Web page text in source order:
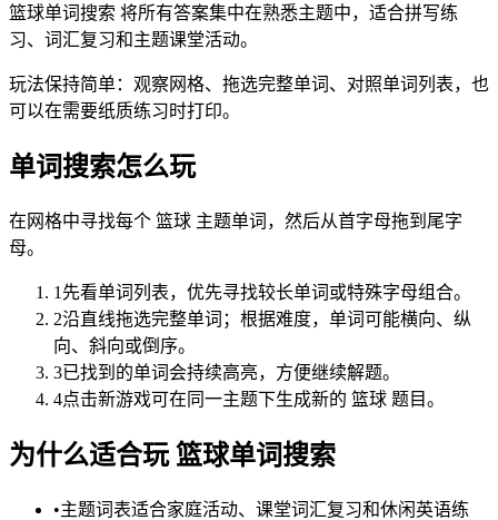
篮球单词搜索 将所有答案集中在熟悉主题中，适合拼写练
习、词汇复习和主题课堂活动。
玩法保持简单：观察网格、拖选完整单词、对照单词列表，也
可以在需要纸质练习时打印。
单词搜索怎么玩
在网格中寻找每个 篮球 主题单词，然后从首字母拖到尾字
母。
1 先看单词列表，优先寻找较长单词或特殊字母组合。
2沿直线拖选完整单词；根据难度，单词可能横向、纵
向、斜向或倒序。
3已找到的单词会持续高亮，方便继续解题。
4点击新游戏可在同一主题下生成新的 篮球 题目。
为什么适合玩 篮球单词搜索
•主题词表适合家庭活动、课堂词汇复习和休闲英语练